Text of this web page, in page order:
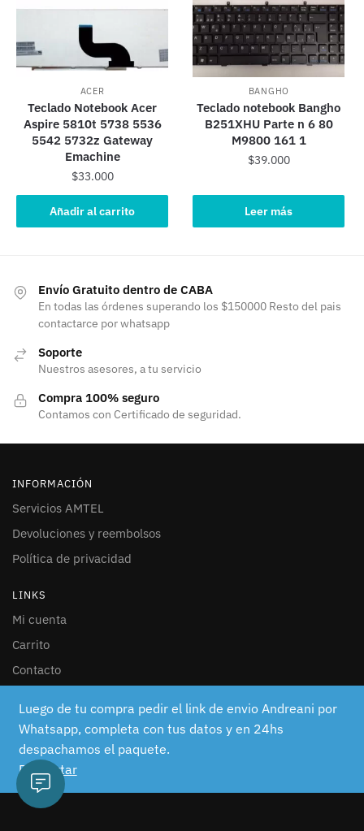
ACER
Teclado Notebook Acer
Aspire 5810t 5738 5536
5542 5732z Gateway
Emachine
$33.000
Añadir al carrito
BANGHO
Teclado notebook Bangho
B251XHU Parte n 6 80
M9800 161 1
$39.000
Leer más
Envío Gratuito dentro de CABA
En todas las órdenes superando los $150000 Resto del pais
contactarce por whatsapp
Soporte
Nuestros asesores, a tu servicio
Compra 100% seguro
Contamos con Certificado de seguridad.
INFORMACIÓN
Servicios AMTEL
Devoluciones y reembolsos
Política de privacidad
LINKS
Mi cuenta
Carrito
Contacto
SEGUINOS
Facebook
Instagram
Luego de tu compra pedir el link de envio Andreani por
Whatsapp, completa con tus datos y en 24hs
despachamos el paquete.
Descartar